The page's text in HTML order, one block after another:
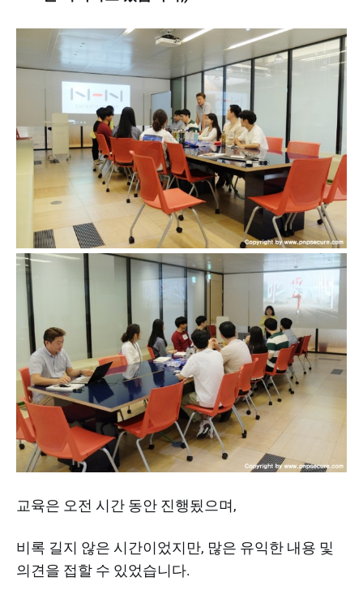
교육은 오전 시간 동안 진행됬으며,
비록 길지 않은 시간이었지만, 많은 유익한 내용 및
의견을 접할 수 있었습니다.